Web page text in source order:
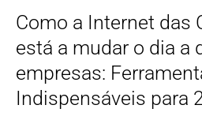
Como a Internet das
está a mudar o dia a
empresas:
Indispensáveis para